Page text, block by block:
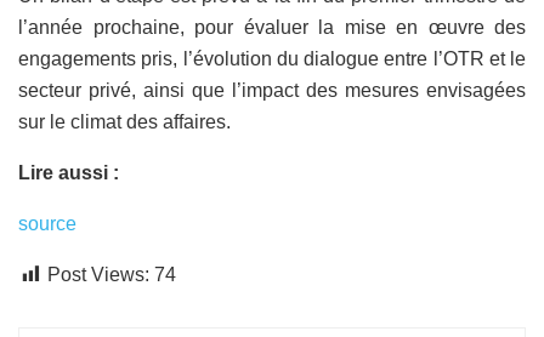
l’année prochaine, pour évaluer la mise en œuvre des
engagements pris, l’évolution du dialogue entre l’OTR et le
secteur privé, ainsi que l’impact des mesures envisagées
sur le climat des affaires.
Lire aussi :
source
Post Views: 74